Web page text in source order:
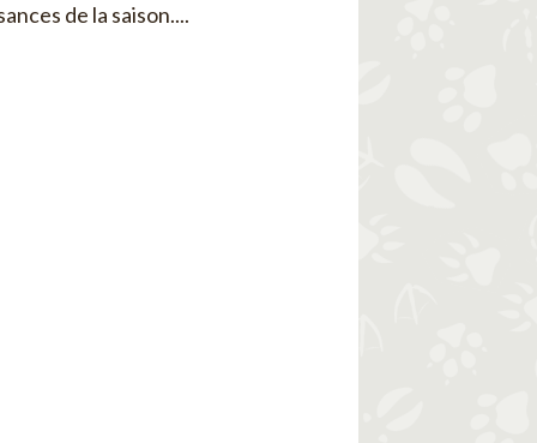
de la saison....